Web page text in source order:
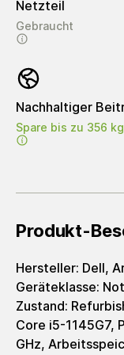
Netzteil
Gebraucht
Nachhaltiger
Spare bis zu 356 kg
Produkt-
Hersteller: Dell,
Geräteklasse:
Zustand:
Core i5-1145G7,
GHz,